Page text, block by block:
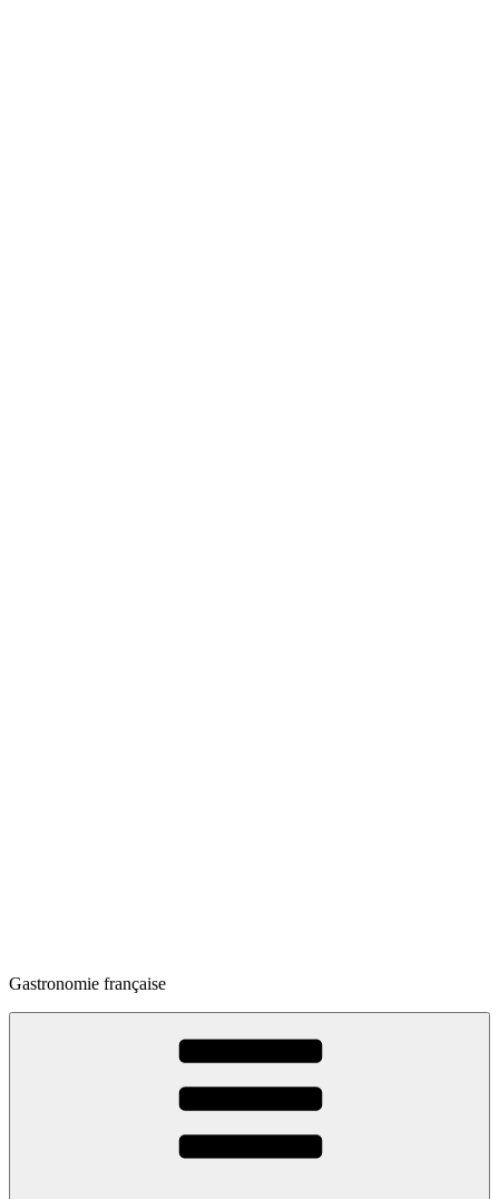
Gastronomie française